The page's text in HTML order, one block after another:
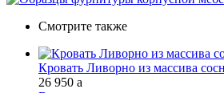
Смотрите также
Кровать Ливорно из массива
26 950 a